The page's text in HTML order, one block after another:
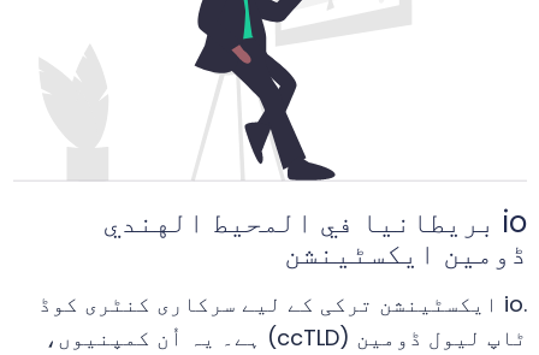
io بريطانيا في المحيط الهندي
ڈومین ایکسٹینشن
.io ایکسٹینشن ترکی کے لیے سرکاری کنٹری کوڈ
ٹاپ لیول ڈومین (ccTLD) ہے۔ یہ اُن کمپنیوں،